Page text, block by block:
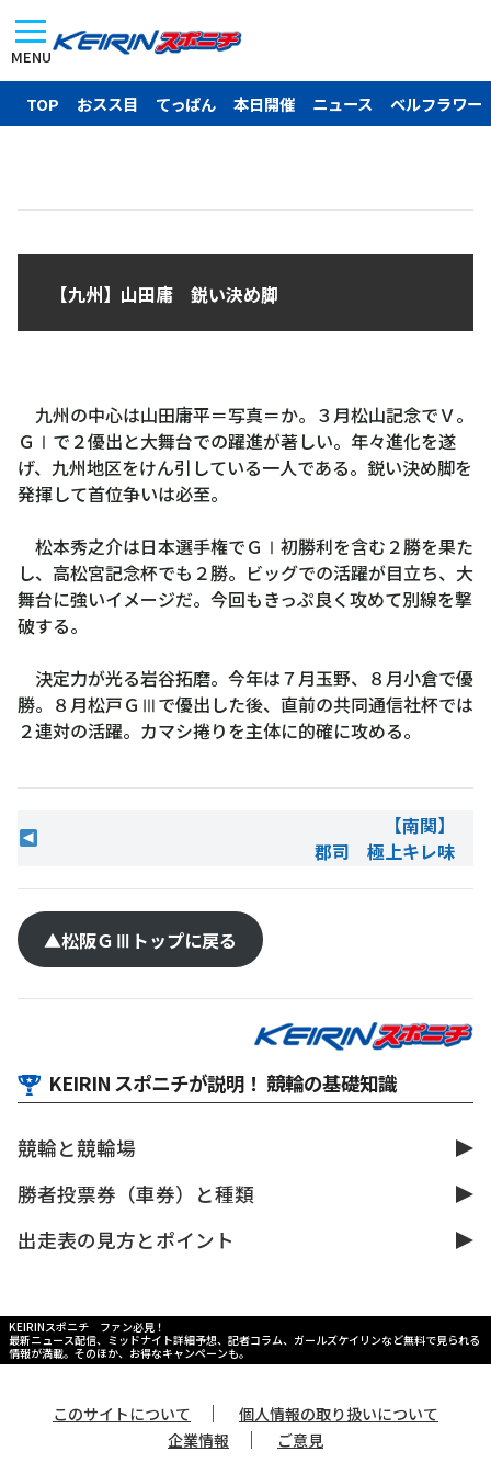
MENU
TOP おスス目 てっぱん 本日開催 ニュース ベルフラワー
【九州】山田庸 鋭い決め脚
九州の中心は山田庸平＝写真＝か。３月松山記念でＶ。
ＧⅠで２優出と大舞台での躍進が著しい。年々進化を遂
げ、九州地区をけん引している一人である。鋭い決め脚を
発揮して首位争いは必至。
松本秀之介は日本選手権でＧⅠ初勝利を含む２勝を果た
し、高松宮記念杯でも２勝。ビッグでの活躍が目立ち、大
舞台に強いイメージだ。今回もきっぷ良く攻めて別線を撃
破する。
決定力が光る岩谷拓磨。今年は７月玉野、８月小倉で優
勝。８月松戸ＧⅢで優出した後、直前の共同通信社杯では
２連対の活躍。カマシ捲りを主体に的確に攻める。
【南関】
郡司 極上キレ味
▲松阪ＧⅢトップに戻る
KEIRIN スポニチが説明！ 競輪の基礎知識
競輪と競輪場
勝者投票券（車券）と種類
出走表の見方とポイント
KEIRINスポニチ ファン必見！
最新ニュース配信、ミッドナイト詳細予想、記者コラム、ガールズケイリンなど無料で見られる
情報が満載。そのほか、お得なキャンペーンも。
このサイトについて ｜
個人情報の取り扱いについて
企業情報
｜ ご意見